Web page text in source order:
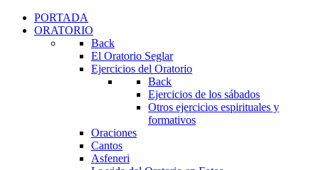
PORTADA
ORATORIO
Back
El Oratorio Seglar
Ejercicios del Oratorio
Back
Ejercicios de los sábados
Otros ejercicios espirituales y
formativos
Oraciones
Cantos
Asfeneri